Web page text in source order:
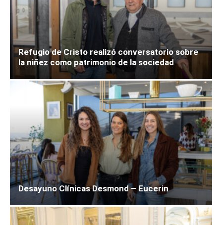
Refugio de Cristo realizó conversatorio sobre
la niñez como patrimonio de la sociedad
Desayuno Clínicas Desmond – Eucerin